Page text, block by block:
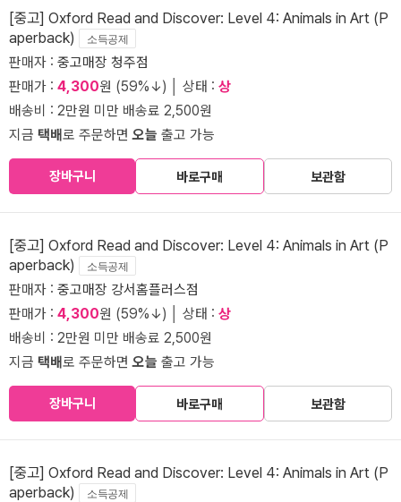
[중고] Oxford Read and Discover: Level 4: Animals in Art (P
aperback)
소득공제
판매자 : 중고매장 청주점
판매가 : 4,300원 (59%↓) │ 상태 : 상
배송비 : 2만원 미만 배송료 2,500원
지금 택배로 주문하면오늘 출고 가능
장바구니 바로구매 보관함
[중고] Oxford Read and Discover: Level 4: Animals in Art (P
aperback)
소득공제
판매자 : 중고매장 강서홈플러스점
판매가 : 4,300원 (59%↓) │ 상태 : 상
배송비 : 2만원 미만 배송료 2,500원
지금 택배로 주문하면오늘 출고 가능
장바구니 바로구매 보관함
[중고] Oxford Read and Discover: Level 4: Animals in Art (P
aperback)
소득공제